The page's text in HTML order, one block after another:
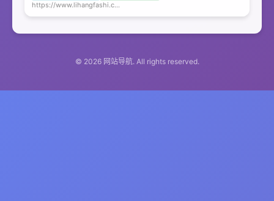
https://www.lihangfashi.com
© 2026 网站导航. All rights reserved.